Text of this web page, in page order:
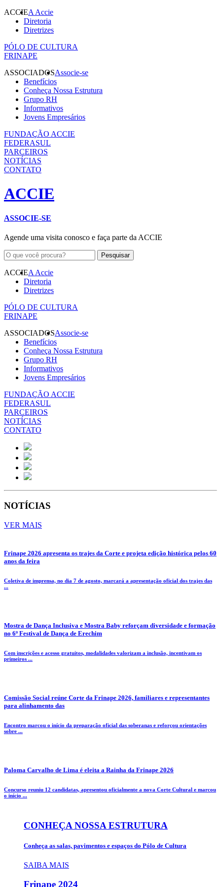
ACCIEA Accie
Diretoria
Diretrizes
PÓLO DE CULTURA
FRINAPE
ASSOCIADOSAssocie-se
Benefícios
Conheça Nossa Estrutura
Grupo RH
Informativos
Jovens Empresários
FUNDAÇÃO ACCIE
FEDERASUL
PARCEIROS
NOTÍCIAS
CONTATO
ACCIE
ASSOCIE-SE
Agende uma visita conosco e faça parte da ACCIE
ACCIEA Accie
Diretoria
Diretrizes
PÓLO DE CULTURA
FRINAPE
ASSOCIADOSAssocie-se
Benefícios
Conheça Nossa Estrutura
Grupo RH
Informativos
Jovens Empresários
FUNDAÇÃO ACCIE
FEDERASUL
PARCEIROS
NOTÍCIAS
CONTATO
NOTÍCIAS
VER MAIS
Frinape 2026 apresenta os trajes da Corte e projeta edição histórica pelos 60
anos da feira
Coletiva de imprensa, no dia 7 de agosto, marcará a apresentação oficial dos trajes das
...
Mostra de Dança Inclusiva e Mostra Baby reforçam diversidade e formação
no 6º Festival de Dança de Erechim
Com inscrições e acesso gratuitos, modalidades valorizam a inclusão, incentivam os
primeiros ...
Comissão Social reúne Corte da Frinape 2026, familiares e representantes
para alinhamento das
Encontro marcou o início da preparação oficial das soberanas e reforçou orientações
sobre ...
Paloma Carvalho de Lima é eleita a Rainha da Frinape 2026
Concurso reuniu 12 candidatas, apresentou oficialmente a nova Corte Cultural e marcou
o início ...
CONHEÇA NOSSA ESTRUTURA
Conheça as salas, pavimentos e espaços do Pólo de Cultura
SAIBA MAIS
Frinape 2024